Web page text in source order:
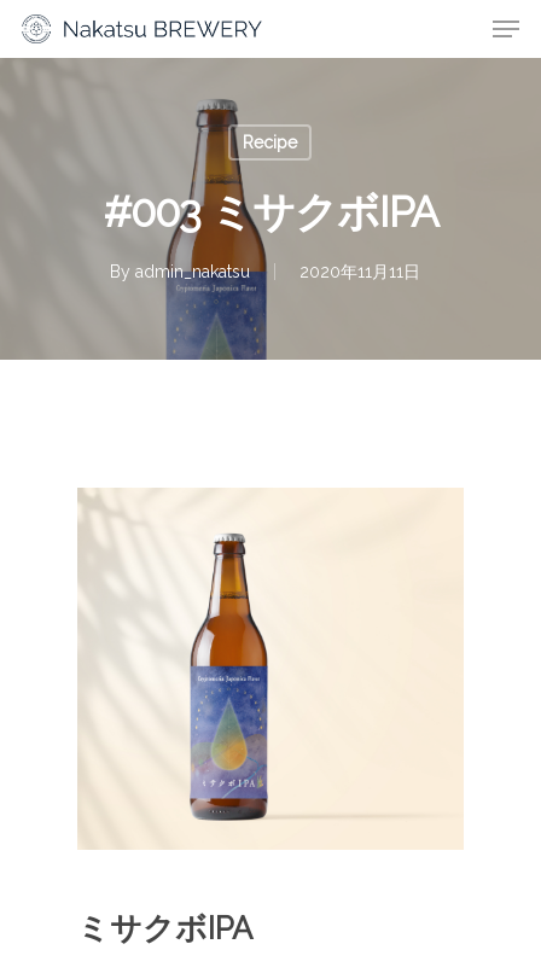
Recipe
#003 ミサクボIPA
By admin_nakatsu 2020年11月11日
ミサクボIPA